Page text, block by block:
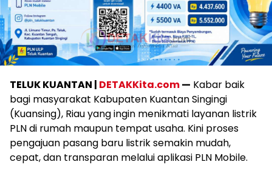
TELUK KUANTAN | DETAKKita.com— Kabar baik
bagi masyarakat Kabupaten Kuantan Singingi
(Kuansing), Riau yang ingin menikmati layanan listrik
PLN di rumah maupun tempat usaha. Kini proses
pengajuan pasang baru listrik semakin mudah,
cepat, dan transparan melalui aplikasi PLN Mobile.